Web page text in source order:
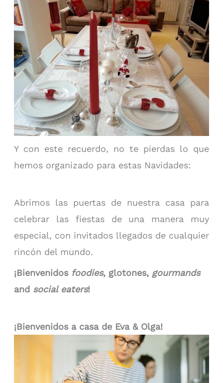
Y con este recuerdo, no te pierdas lo que
hemos organizado para estas Navidades:
Abrimos las puertas de nuestra casa para
celebrar las fiestas de una manera muy
especial, con invitados llegados de cualquier
rincón del mundo.
¡Bienvenidos foodies, glotones, gourmands
and social eaters!
¡Bienvenidos a casa de Eva & Olga!